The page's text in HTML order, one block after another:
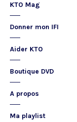
KTO Mag
Donner mon IFI
Aider KTO
Boutique DVD
A propos
Ma playlist